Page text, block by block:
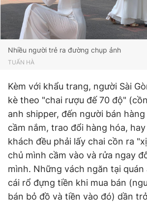
Nhiều người trẻ ra đường chụp ảnh
TUẤN HÀ
Kèm với khẩu trang, người Sài
kè theo "chai rượu đế 70 độ"
anh shipper, đến người bán
cầm nắm, trao đổi hàng hóa,
khách đều phải lấy chai cồn ra
chủ mình cầm vào và rửa ngay
mình. Những vách ngăn tại quán
cái rổ đựng tiền khi mua bán
bán bỏ đồ và tiền vào đó) dần